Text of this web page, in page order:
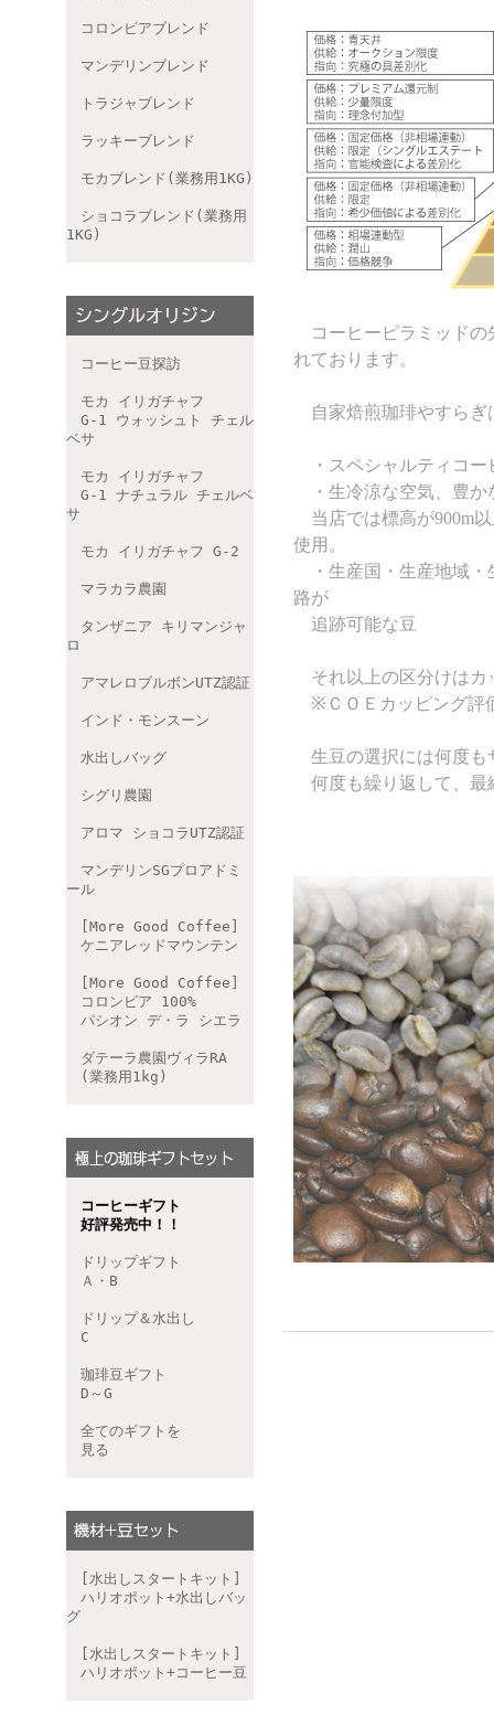
コロンビアブレンド
マンデリンブレンド
トラジャブレンド
ラッキーブレンド
モカブレンド(業務用1KG)
ショコラブレンド(業務用
1KG)
コーヒー豆探訪
モカ イリガチャフ
G-1 ウォッシュト チェル
ベサ
モカ イリガチャフ
G-1 ナチュラル チェルベ
サ
モカ イリガチャフ G-2
マラカラ農園
タンザニア キリマンジャ
ロ
アマレロブルボンUTZ認証
インド・モンスーン
水出しバッグ
シグリ農園
アロマ ショコラUTZ認証
マンデリンSGプロアドミ
ール
[More Good Coffee]
ケニアレッドマウンテン
[More Good Coffee]
コロンビア 100%
パシオン デ・ラ シエラ
ダテーラ農園ヴィラRA
(業務用1kg)
コーヒーギフト
好評発売中！！
ドリップギフト
Ａ・B
ドリップ＆水出し
C
珈琲豆ギフト
D～G
全てのギフトを
見る
[水出しスタートキット]
ハリオポット+水出しバッ
グ
[水出しスタートキット]
ハリオポット+コーヒー豆
コーヒーピラミッド
れております。
自家焙煎珈琲やすらぎ
・スペシャルティコー
・生冷涼な空気、豊か
当店では標高が900m
使用。
・生産国・生産地域・
路が
追跡可能な豆
それ以上の区分けはカ
※ＣＯＥカッピング評
生豆の選択には何度
何度も繰り返して、最